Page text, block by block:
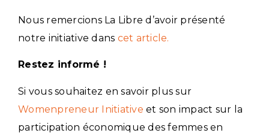
Nous remercions La Libre d’avoir présenté
notre initiative dans cet article.
Restez informé !
Si vous souhaitez en savoir plus sur
Womenpreneur Initiative et son impact sur la
participation économique des femmes en